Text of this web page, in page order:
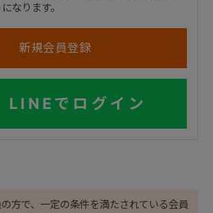
なります。
LINEでログイン
方で、一定の条件を満たされている会員